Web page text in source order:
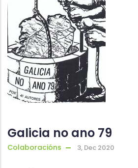
Galicia no ano 79
Colaboracións 3, Dec 2020